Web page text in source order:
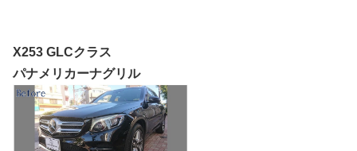
X253 GLCクラス
パナメリカーナグリル